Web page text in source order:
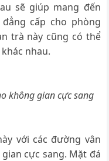
sẽ giúp mang đến
cấp cho phòng
trà này cũng có thể
nhau.
không gian cực sang
với các đường vân
cực sang. Mặt đá